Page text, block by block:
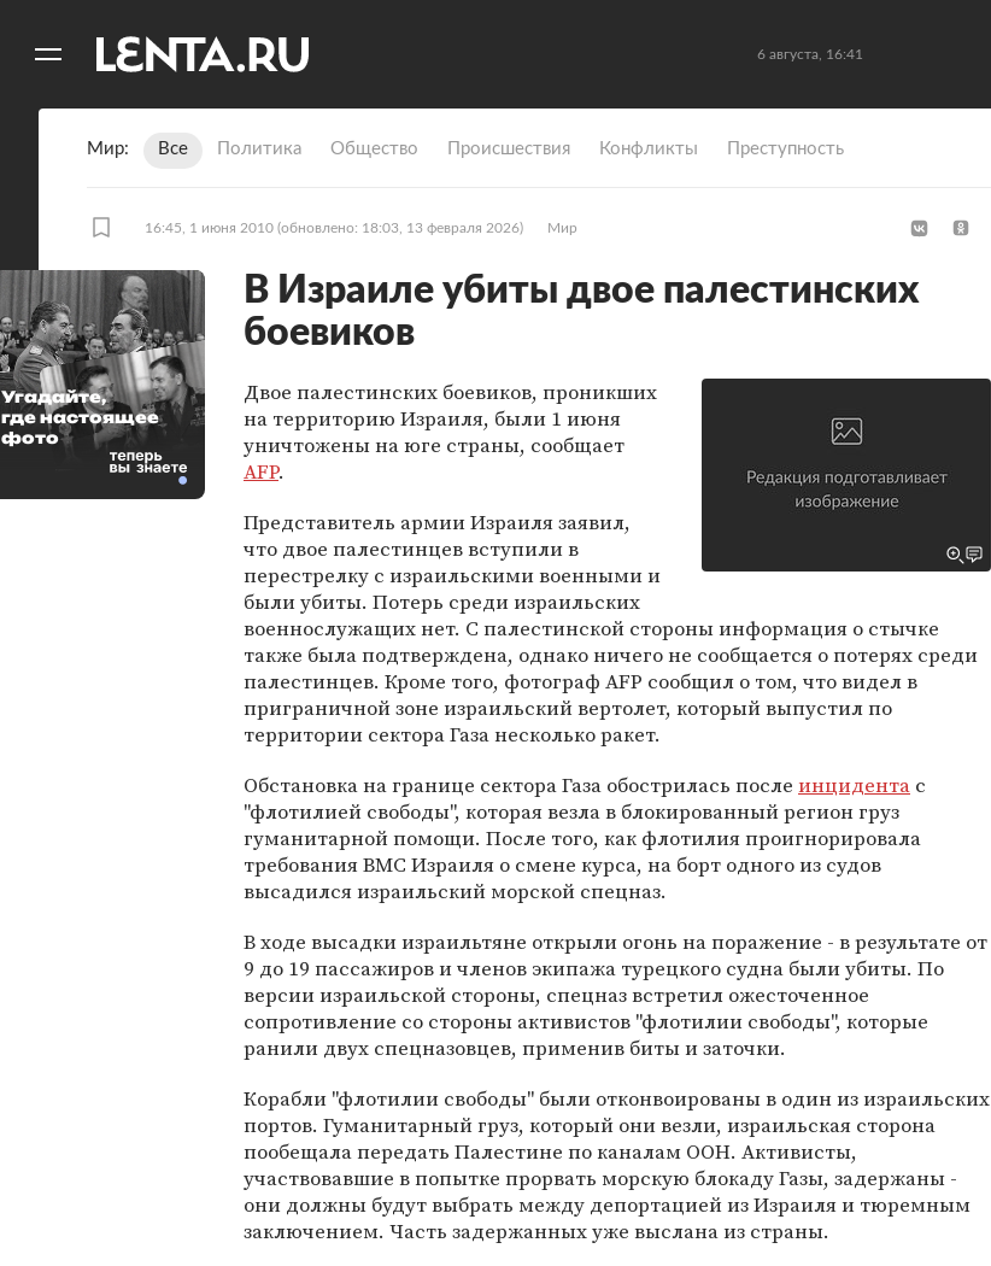
6 августа, 16:41
Мир Все Политика Общество Происшествия Конфликты Преступность
16:45, 1 июня 2010 (обновлено: 18:03, 13 февраля 2026) Мир
В Израиле убиты двое палестинских
боевиков
Двое палестинских боевиков, проникших
на территорию Израиля, были 1 июня
уничтожены на юге страны, сообщает
AFP.
Представитель армии Израиля заявил,
что двое палестинцев вступили в
перестрелку с израильскими военными и
были убиты. Потерь среди израильских
военнослужащих нет. С палестинской стороны информация о стычке
также была подтверждена, однако ничего не сообщается о потерях среди
палестинцев. Кроме того, фотограф AFP сообщил о том, что видел в
приграничной зоне израильский вертолет, который выпустил по
территории сектора Газа несколько ракет.
Обстановка на границе сектора Газа обострилась после инцидента с
"флотилией свободы", которая везла в блокированный регион груз
гуманитарной помощи. После того, как флотилия проигнорировала
требования ВМС Израиля о смене курса, на борт одного из судов
высадился израильский морской спецназ.
В ходе высадки израильтяне открыли огонь на поражение - в результате от
9 до 19 пассажиров и членов экипажа турецкого судна были убиты. По
версии израильской стороны, спецназ встретил ожесточенное
сопротивление со стороны активистов "флотилии свободы", которые
ранили двух спецназовцев, применив биты и заточки.
Корабли "флотилии свободы" были отконвоированы в один из израильских
портов. Гуманитарный груз, который они везли, израильская сторона
пообещала передать Палестине по каналам ООН. Активисты,
участвовавшие в попытке прорвать морскую блокаду Газы, задержаны -
они должны будут выбрать между депортацией из Израиля и тюремным
заключением. Часть задержанных уже выслана из страны.
Угадайте,
где настоящее
фото